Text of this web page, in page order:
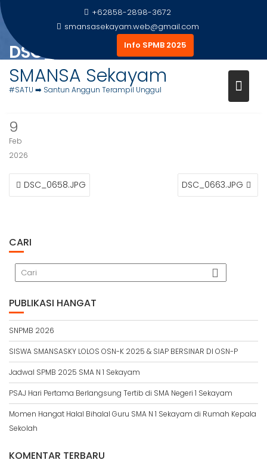
Skip
to
content
+62858-2898-3672
smansasekayam.web@gmail.com
Info SPMB 2025
SMANSA Sekayam
#SATU ➡️ Santun Anggun Terampil Unggul
DSC_0662.JPG
Home Foto Siswa DSC_0662.JPG
9
Feb
2026
NAVIGASI
POSDSC_0658.JPG DSC_0663.JPG
CARI
PUBLIKASI HANGAT
SNPMB 2026
SISWA SMANSASKY LOLOS OSN-K 2025 & SIAP BERSINAR DI OSN-P
Jadwal SPMB 2025 SMA N 1 Sekayam
PSAJ Hari Pertama Berlangsung Tertib di SMA Negeri 1 Sekayam
Momen Hangat Halal Bihalal Guru SMA N 1 Sekayam di Rumah Kepala
Sekolah
KOMENTAR TERBARU